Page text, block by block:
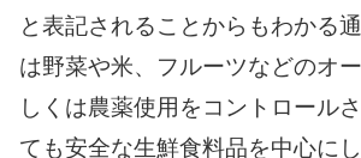
と表記されることからもわかる
は野菜や米、フルーツなどのオ
しくは農薬使用をコントロール
ても安全な生鮮食料品を中心に